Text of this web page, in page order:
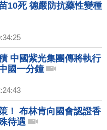
10死 德嚴防抗藥性變種
中國紫光集團傳將執行
國一分鐘
！ 布林肯向國會認證香
待遇